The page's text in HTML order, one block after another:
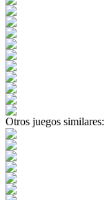
Otros juegos similares: